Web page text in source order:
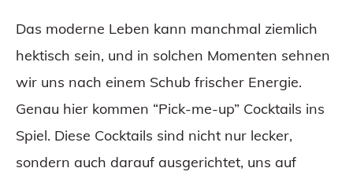
Das moderne Leben kann manchmal ziemlich
hektisch sein, und in solchen Momenten sehnen
wir uns nach einem Schub frischer Energie.
Genau hier kommen “Pick-me-up” Cocktails ins
Spiel. Diese Cocktails sind nicht nur lecker,
sondern auch darauf ausgerichtet, uns auf